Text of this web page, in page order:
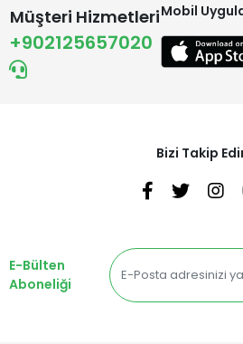
Müşteri Hizmetleri
+902125657020
Mobil
Bizi Takip
E-Bülten
Aboneliği